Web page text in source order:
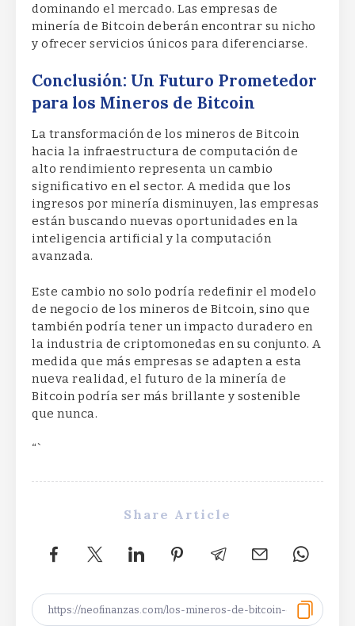
dominando el mercado. Las empresas de
minería de Bitcoin deberán encontrar su nicho
y ofrecer servicios únicos para diferenciarse.
Conclusión: Un Futuro Prometedor
para los Mineros de Bitcoin
La transformación de los mineros de Bitcoin
hacia la infraestructura de computación de
alto rendimiento representa un cambio
significativo en el sector. A medida que los
ingresos por minería disminuyen, las empresas
están buscando nuevas oportunidades en la
inteligencia artificial y la computación
avanzada.
Este cambio no solo podría redefinir el modelo
de negocio de los mineros de Bitcoin, sino que
también podría tener un impacto duradero en
la industria de criptomonedas en su conjunto. A
medida que más empresas se adapten a esta
nueva realidad, el futuro de la minería de
Bitcoin podría ser más brillante y sostenible
que nunca.
“`
Share Article